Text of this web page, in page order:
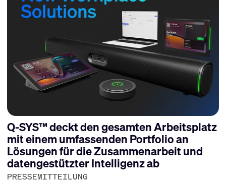
Q-SYS™ deckt den gesamten Arbeitsplatz
mit einem umfassenden Portfolio an
Lösungen für die Zusammenarbeit und
datengestützter Intelligenz ab
PRESSEMITTEILUNG